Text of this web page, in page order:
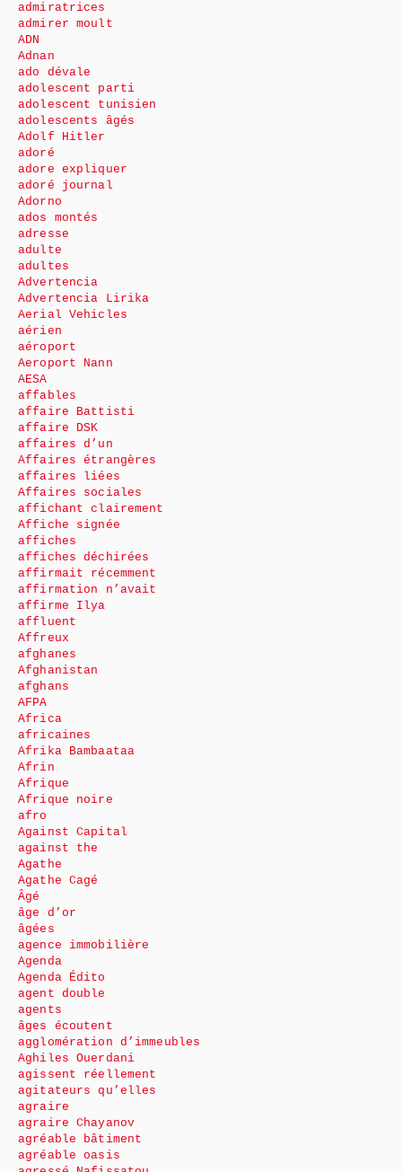
admiratrices
admirer moult
ADN
Adnan
ado dévale
adolescent parti
adolescent tunisien
adolescents âgés
Adolf Hitler
adoré
adore expliquer
adoré journal
Adorno
ados montés
adresse
adulte
adultes
Advertencia
Advertencia Lirika
Aerial Vehicles
aérien
aéroport
Aeroport Nann
AESA
affables
affaire Battisti
affaire DSK
affaires d’un
Affaires étrangères
affaires liées
Affaires sociales
affichant clairement
Affiche signée
affiches
affiches déchirées
affirmait récemment
affirmation n’avait
affirme Ilya
affluent
Affreux
afghanes
Afghanistan
afghans
AFPA
Africa
africaines
Afrika Bambaataa
Afrin
Afrique
Afrique noire
afro
Against Capital
against the
Agathe
Agathe Cagé
Âgé
âge d’or
âgées
agence immobilière
Agenda
Agenda Édito
agent double
agents
âges écoutent
agglomération d’immeubles
Aghiles Ouerdani
agissent réellement
agitateurs qu’elles
agraire
agraire Chayanov
agréable bâtiment
agréable oasis